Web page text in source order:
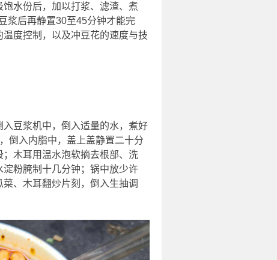
水份后，加以打浆、滤渣、煮
浆后再静置30至45分钟才能完
度控制，以及冲豆花的速度与技
豆浆机中，倒入适量的水，煮好
倒入内脂中，盖上盖静置二十分
木耳用温水泡软摘去根部、洗
粉腌制十几分钟；锅中放少许
、木耳翻炒片刻，倒入生抽调